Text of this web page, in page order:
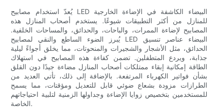
يُعدّ استخدام مصابيح LED البيضاء الكاشفة في الإضاءة الخارجية
للمنازل من أكثر التطبيقات شيوعًا. يستخدم أصحاب المنازل هذه
المصابيح لإضاءة الممرات، والباحات، والحدائق، والمساحات الخلفية.
يُبرز الضوء الساطع والنقي لمصابيح LED البيضاء عناصر تنسيق
الحدائق، مثل الأشجار والشجيرات والمنحوتات، مما يخلق أجواءً ليلية
جذابة، ويردع المتطفلين. تضمن كفاءة هذه المصابيح في استهلاك
الطاقة إمكانية إبقاء ممتلكات أصحاب المنازل مضاءة جيدًا دون القلق
بشأن فواتير الكهرباء المرتفعة. بالإضافة إلى ذلك، تأتي العديد من
الطرازات مزودة بشعاع ضوئي قابل للتعديل ومؤقتات، مما يسمح
للمستخدمين بتخصيص زوايا الإضاءة وجداولها الزمنية لتلبية احتياجاتهم
الخاصة.